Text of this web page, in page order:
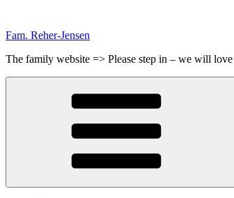
indhold
Fam. Reher-Jensen
The family website => Please step in – we will